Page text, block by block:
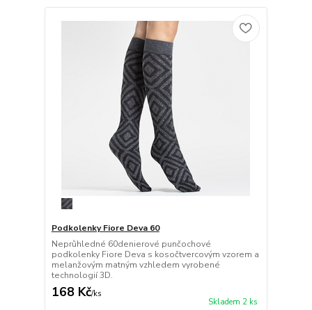
Podkolenky Fiore Deva 60
Neprůhledné 60denierové punčochové
podkolenky Fiore Deva s kosočtvercovým vzorem a
melanžovým matným vzhledem vyrobené
technologií 3D.
168 Kč/ks
Skladem 2 ks